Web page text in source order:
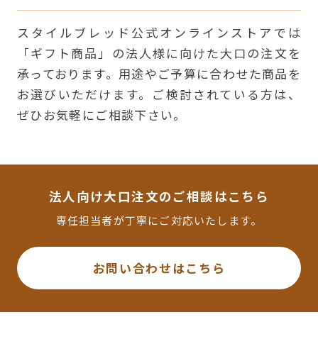
スタイルブレッド公式オンラインストアでは
「ギフト商品」の法人様に向けた大口の注文を
承っております。用途やご予算に合わせた商品を
お選びいただけます。ご検討されている方は、
ぜひお気軽にご相談下さい。
法人向け大口注文のご相談はこちら
専任担当者が丁寧にご対応いたします。
お問い合わせはこちら